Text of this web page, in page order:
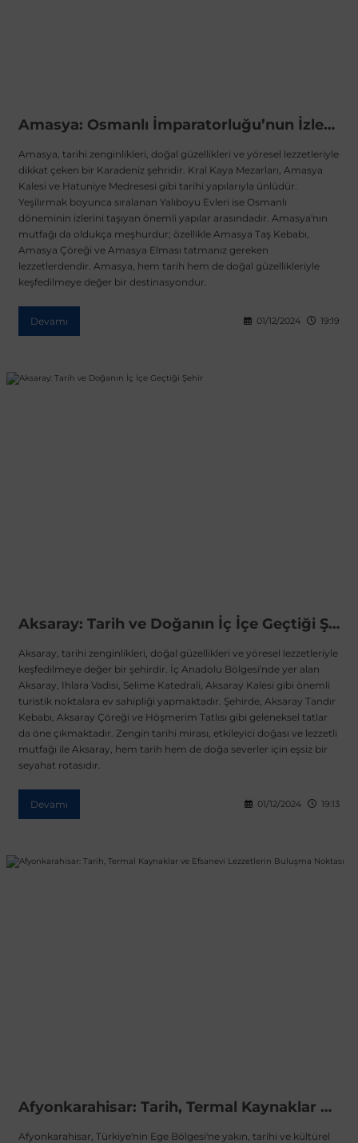
Amasya: Osmanlı İmparatorluğu’nun İzleriyle Tarihe Yolculuk
Amasya, tarihi zenginlikleri, doğal güzellikleri ve yöresel lezzetleriyle
dikkat çeken bir Karadeniz şehridir. Kral Kaya Mezarları, Amasya
Kalesi ve Hatuniye Medresesi gibi tarihi yapılarıyla ünlüdür.
Yeşilırmak boyunca sıralanan Yalıboyu Evleri ise Osmanlı
döneminin izlerini taşıyan önemli yapılar arasındadır. Amasya'nın
mutfağı da oldukça meşhurdur; özellikle Amasya Taş Kebabı,
Amasya Çöreği ve Amasya Elması tatmanız gereken
lezzetlerdendir. Amasya, hem tarih hem de doğal güzellikleriyle
keşfedilmeye değer bir destinasyondur.
Devamı 01/12/2024 19:19
Aksaray: Tarih ve Doğanın İç İçe Geçtiği Şehir
Aksaray, tarihi zenginlikleri, doğal güzellikleri ve yöresel lezzetleriyle
keşfedilmeye değer bir şehirdir. İç Anadolu Bölgesi'nde yer alan
Aksaray, Ihlara Vadisi, Selime Katedrali, Aksaray Kalesi gibi önemli
turistik noktalara ev sahipliği yapmaktadır. Şehirde, Aksaray Tandır
Kebabı, Aksaray Çöreği ve Höşmerim Tatlısı gibi geleneksel tatlar
da öne çıkmaktadır. Zengin tarihi mirası, etkileyici doğası ve lezzetli
mutfağı ile Aksaray, hem tarih hem de doğa severler için eşsiz bir
seyahat rotasıdır.
Devamı 01/12/2024 19:13
Afyonkarahisar: Tarih, Termal Kaynaklar ve Efsanevi Lezzetlerin Buluşma Noktası
Afyonkarahisar, Türkiye'nin Ege Bölgesi'ne yakın, tarihi ve kültürel